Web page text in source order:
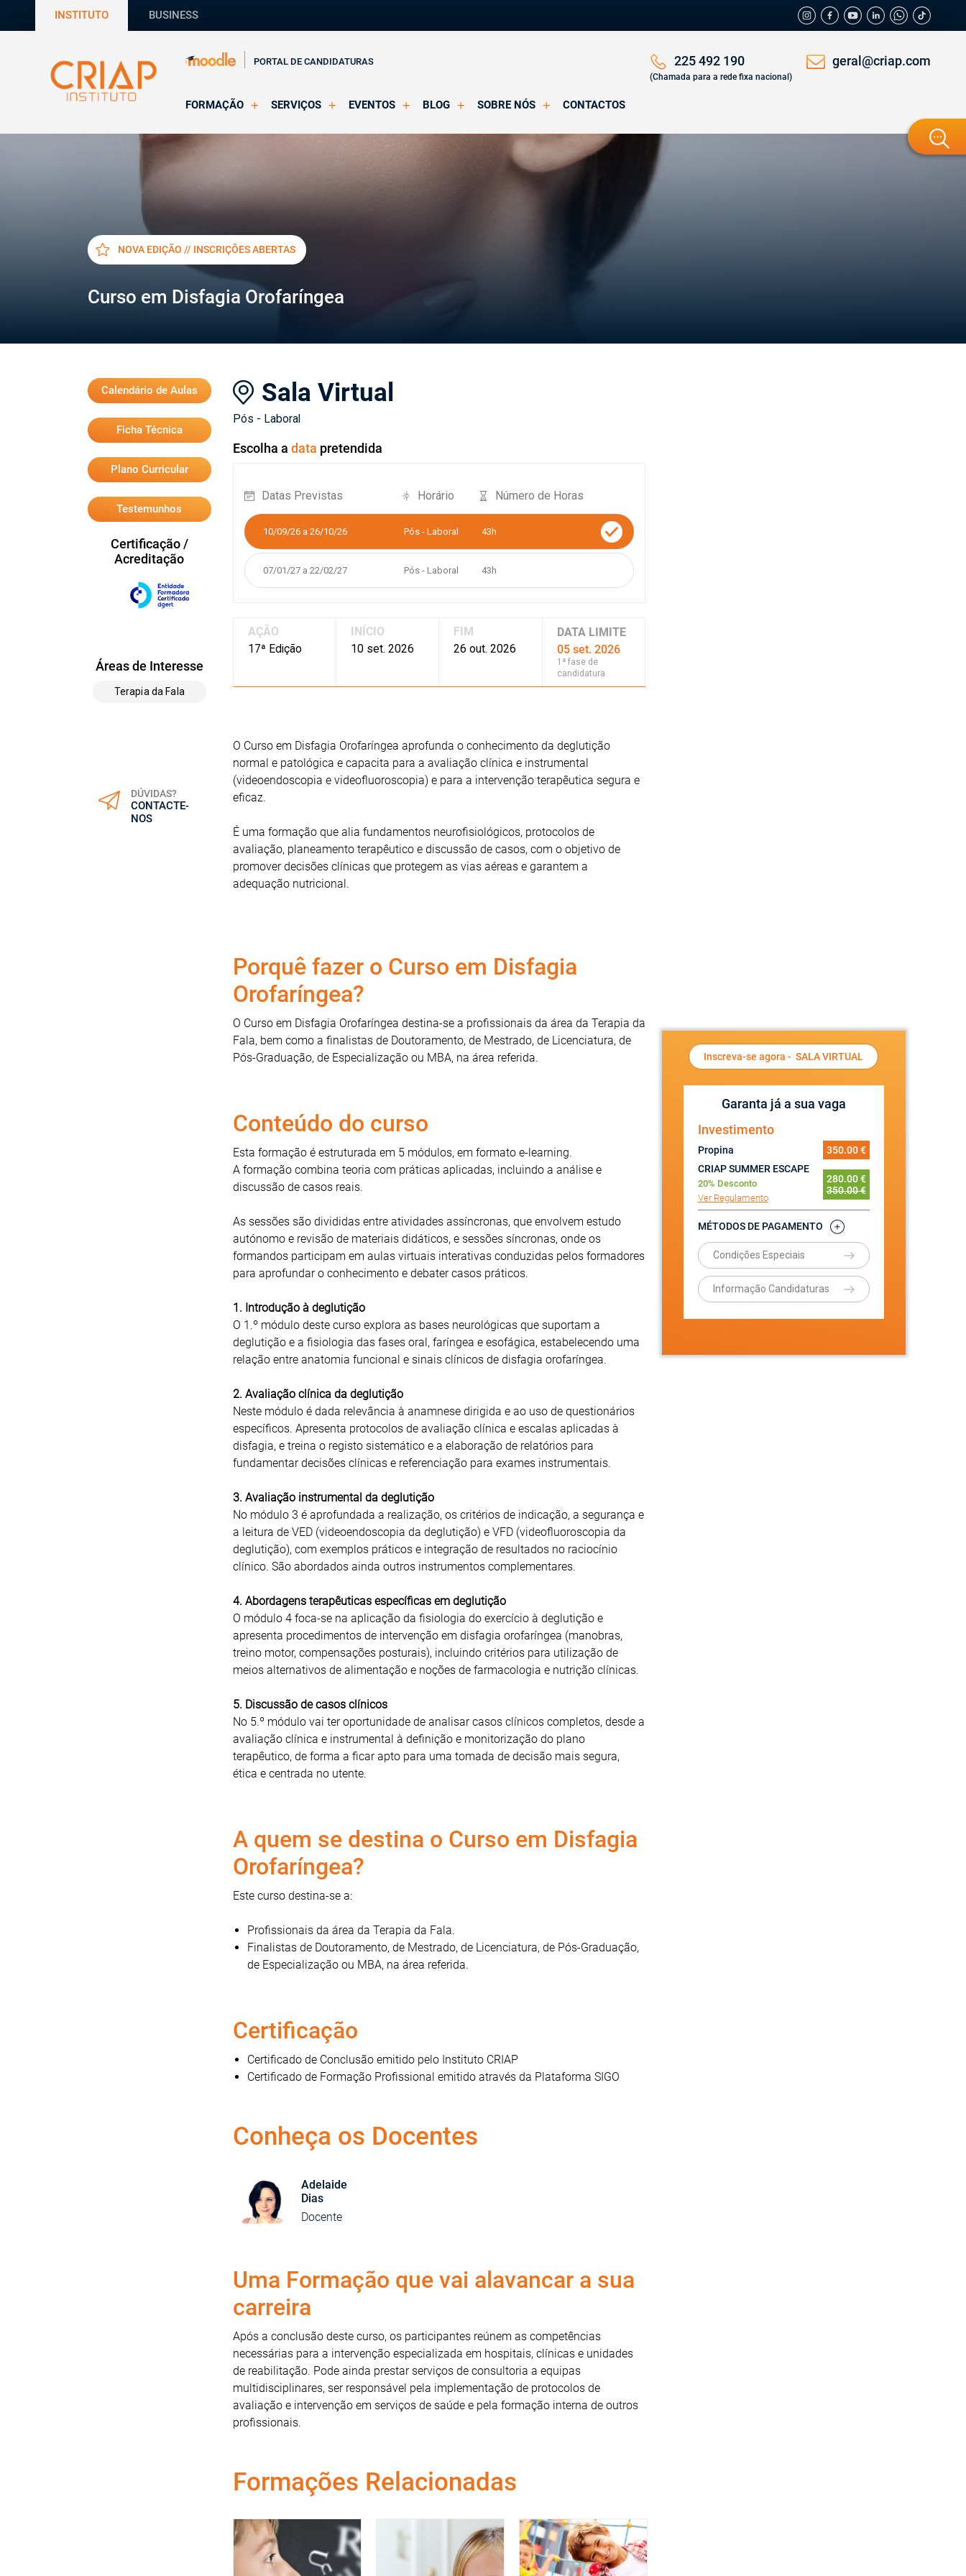
INSTITUTO BUSINESS
PORTAL DE CANDIDATURAS 225 492 190
(Chamada para a rede fixa nacional)
geral@criap.com
FORMAÇÃO
Presencial
SERVIÇOS EVENTOS
Eventos Decorridos
BLOG SOBRE NÓS
Formação Acreditada OPP
CONTACTOS
NOVA EDIÇÃO // INSCRIÇÕES ABERTAS
Curso em Disfagia Orofaríngea
Calendário de Aulas
Ficha Técnica
Plano Curricular
Testemunhos
Certificação /
Acreditação
Áreas de Interesse
Terapia da Fala
DÚVIDAS?
CONTACTE-
NOS
Sala Virtual
Pós - Laboral
Escolha a data pretendida
Datas Previstas Horário Número de Horas
10/09/26 a 26/10/26 Pós - Laboral 43h
07/01/27 a 22/02/27 Pós - Laboral 43h
AÇÃO
17ª Edição
INÍCIO
10 set. 2026
FIM
26 out. 2026
DATA LIMITE
05 set. 2026
1ª fase de
candidatura
O Curso em Disfagia Orofaríngea aprofunda o conhecimento da deglutição
normal e patológica e capacita para a avaliação clínica e instrumental
(videoendoscopia e videofluoroscopia) e para a intervenção terapêutica segura e
eficaz.
É uma formação que alia fundamentos neurofisiológicos, protocolos de
avaliação, planeamento terapêutico e discussão de casos, com o objetivo de
promover decisões clínicas que protegem as vias aéreas e garantem a
adequação nutricional.
Porquê fazer o Curso em Disfagia
Orofaríngea?
O Curso em Disfagia Orofaríngea destina-se a profissionais da área da Terapia da
Fala, bem como a finalistas de Doutoramento, de Mestrado, de Licenciatura, de
Pós-Graduação, de Especialização ou MBA, na área referida.
Conteúdo do curso
Esta formação é estruturada em 5 módulos, em formato e-learning.
A formação combina teoria com práticas aplicadas, incluindo a análise e
discussão de casos reais.
As sessões são divididas entre atividades assíncronas, que envolvem estudo
autónomo e revisão de materiais didáticos, e sessões síncronas, onde os
formandos participam em aulas virtuais interativas conduzidas pelos formadores
para aprofundar o conhecimento e debater casos práticos.
1. Introdução à deglutição
O 1.º módulo deste curso explora as bases neurológicas que suportam a
deglutição e a fisiologia das fases oral, faríngea e esofágica, estabelecendo uma
relação entre anatomia funcional e sinais clínicos de disfagia orofaríngea.
2. Avaliação clínica da deglutição
Neste módulo é dada relevância à anamnese dirigida e ao uso de questionários
específicos. Apresenta protocolos de avaliação clínica e escalas aplicadas à
disfagia, e treina o registo sistemático e a elaboração de relatórios para
fundamentar decisões clínicas e referenciação para exames instrumentais.
3. Avaliação instrumental da deglutição
No módulo 3 é aprofundada a realização, os critérios de indicação, a segurança e
a leitura de VED (videoendoscopia da deglutição) e VFD (videofluoroscopia da
deglutição), com exemplos práticos e integração de resultados no raciocínio
clínico. São abordados ainda outros instrumentos complementares.
4. Abordagens terapêuticas específicas em deglutição
O módulo 4 foca-se na aplicação da fisiologia do exercício à deglutição e
apresenta procedimentos de intervenção em disfagia orofaríngea (manobras,
treino motor, compensações posturais), incluindo critérios para utilização de
meios alternativos de alimentação e noções de farmacologia e nutrição clínicas.
5. Discussão de casos clínicos
No 5.º módulo vai ter oportunidade de analisar casos clínicos completos, desde a
avaliação clínica e instrumental à definição e monitorização do plano
terapêutico, de forma a ficar apto para uma tomada de decisão mais segura,
ética e centrada no utente.
A quem se destina o Curso em Disfagia
Orofaríngea?
Este curso destina-se a:
Profissionais da área da Terapia da Fala.
Finalistas de Doutoramento, de Mestrado, de Licenciatura, de Pós-Graduação,
de Especialização ou MBA, na área referida.
Certificação
Certificado de Conclusão emitido pelo Instituto CRIAP
Certificado de Formação Profissional emitido através da Plataforma SIGO
Conheça os Docentes
Adelaide
Dias
Docente
Uma Formação que vai alavancar a sua
carreira
Após a conclusão deste curso, os participantes reúnem as competências
necessárias para a intervenção especializada em hospitais, clínicas e unidades
de reabilitação. Pode ainda prestar serviços de consultoria a equipas
multidisciplinares, ser responsável pela implementação de protocolos de
avaliação e intervenção em serviços de saúde e pela formação interna de outros
profissionais.
Formações Relacionadas
Inscreva-se agora -SALA VIRTUAL
Garanta já a sua vaga
Investimento
Propina
350.00 €
CRIAP SUMMER ESCAPE
20% Desconto
Ver Regulamento
280.00 €
350.00 €
MÉTODOS DE PAGAMENTO
Condições Especiais
Informação Candidaturas